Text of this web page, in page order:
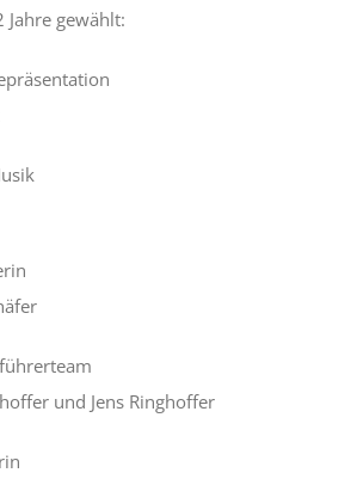
gewählt:
Repräsentation
Musik
und Jens Ringhoffer